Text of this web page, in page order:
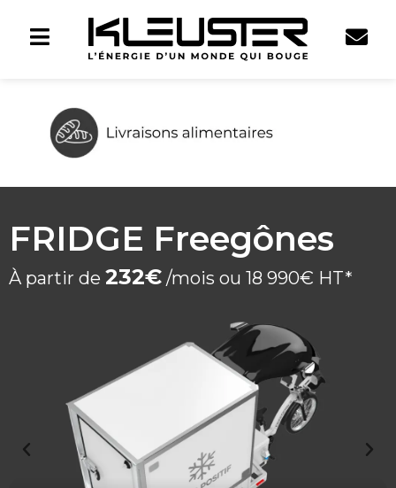
FRIDGE Freegônes
À partir de 232€ /mois ou 18 990€ HT*